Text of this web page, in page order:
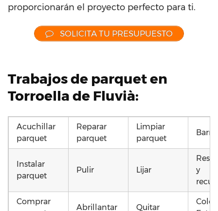
proporcionarán el proyecto perfecto para ti.
SOLICITA TU PRESUPUESTO
Trabajos de parquet en
Torroella de Fluvià:
Acuchillar
parquet
Reparar
parquet
Limpiar
parquet
Instalar
parquet
Pulir Lijar
y
Comprar
Abrillantar Quitar